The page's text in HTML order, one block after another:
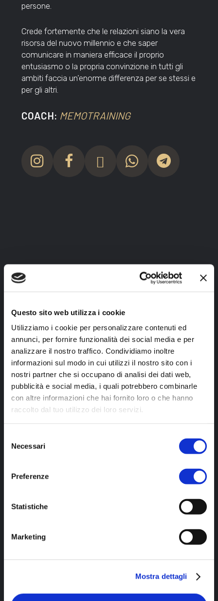
Questo sito web utilizza i cookie
Utilizziamo i cookie per personalizzare contenuti ed
annunci, per fornire funzionalità dei social media e per
analizzare il nostro traffico. Condividiamo inoltre
informazioni sul modo in cui utilizzi il nostro sito con i
nostri partner che si occupano di analisi dei dati web,
pubblicità e social media, i quali potrebbero combinarle
con altre informazioni che hai fornito loro o che hanno
raccolto dal tuo utilizzo dei loro servizi.
delNecessari
Preferenze
Statistiche
Marketing
Mostra dettagli
persone.
Crede fortemente che le relazioni siano la vera
risorsa del nuovo millennio e che saper
comunicare in maniera efficace il proprio
entusiasmo o la propria convinzione in tutti gli
ambiti faccia un’enorme differenza per se stessi e
per gli altri.
COACH: MEMOTRAINING